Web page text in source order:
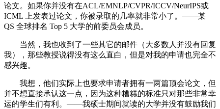
论文。如果你并没有在ACL/EMNLP/CVPR/ICCV/NeurIPS或
ICML 上发表过论文，你被录取的几率就非常小了。——某
QS 全球排名 Top 5 大学的前委员会成员。
当然，我也收到了一些其它的邮件（大多数人并没有回复
我），那些教授说得没有这么直白，但是对我的申请也完全不
感兴趣。
我想，他们实际上也要求申请者拥有一两篇顶会论文，但
并不想直接承认这一点，因为这种糟糕的标准只对那些非常幸
运的学生们有利。——我硕士期间就读的大学并没有鼓励我们